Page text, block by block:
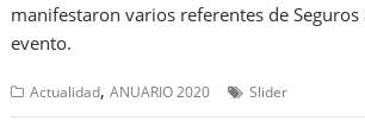
manifestaron varios referentes de
evento.
Actualidad,ANUARIO 2020 Slider